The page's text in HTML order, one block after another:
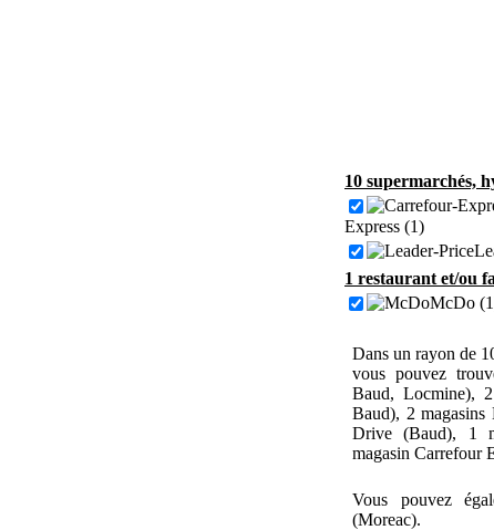
10 supermarchés,
Express (1)
1 restaurant et/ou
McDo
Dans un rayon de
vous pouvez
Baud, Locmine),
Baud), 2
Drive (Baud), 1
magasin Carrefour
Vous pouvez
(Moreac).